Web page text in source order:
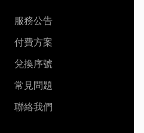
服務公告
付費方案
兌換序號
常見問題
聯絡我們